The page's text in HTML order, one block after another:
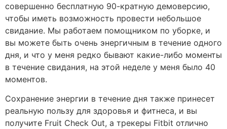
совершенно бесплатную 90-кратную демоверсию,
чтобы иметь возможность провести небольшое
свидание. Мы работаем помощником по уборке, и
вы можете быть очень энергичным в течение одного
дня, и что у меня редко бывают какие-либо моменты
в течение свидания, на этой неделе у меня было 40
моментов.
Сохранение энергии в течение дня также принесет
реальную пользу для здоровья и фитнеса, и вы
получите Fruit Check Out, а трекеры Fitbit отлично